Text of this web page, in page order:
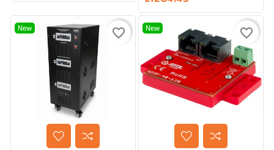
New favorite_border New favorite_border